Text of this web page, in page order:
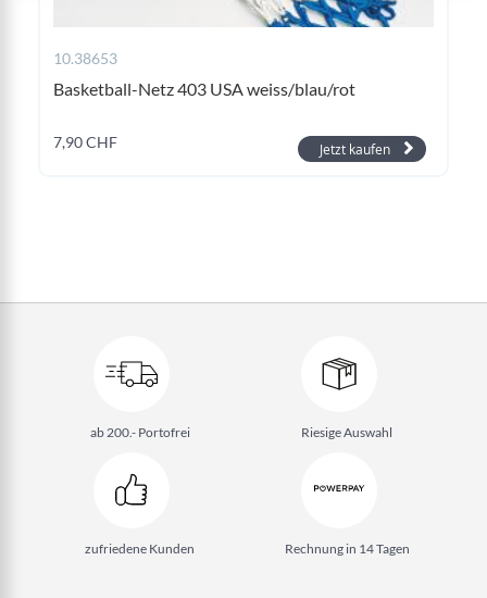
10.38653
Basketball-Netz 403 USA weiss/blau/rot
7,90 CHF Jetzt kaufen
ab 200.- Portofrei Riesige Auswahl
zufriedene Kunden Rechnung in 14 Tagen